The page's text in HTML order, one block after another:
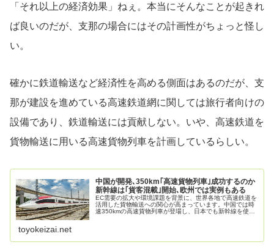
「それ以上の経済効果」ねぇ。本当にそんなことが起きれ
ば良いのだが、支那の場合にはその計画性がちょっと怪し
い。
確かに鉄道輸送など経済性を高める側面はあるのだが、支
那が建設を進めている高速鉄道網に関しては旅行者向けの
設備であり、鉄道輸送には貢献しない。いや、高速鉄道を
貨物輸送に用いる高速貨物列車を計画しているらしい。
中国が開発､350km｢高速貨物列車｣成功するのか
新幹線は｢貨客混載｣開始､欧州では実例もある
EC需要の拡大や環境課題を背景に、世界各地で高速鉄道を
活用した貨物輸送への関心が高まっています。中国では時
速350kmの高速貨物列車が登場し、日本でも新幹線を使っ
toyokeizai.net